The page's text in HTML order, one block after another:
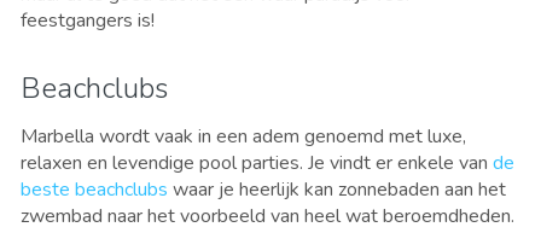
feestgangers is!
Beachclubs
Marbella wordt vaak in een adem genoemd met luxe,
relaxen en levendige pool parties. Je vindt er enkele van de
beste beachclubs waar je heerlijk kan zonnebaden aan het
zwembad naar het voorbeeld van heel wat beroemdheden.